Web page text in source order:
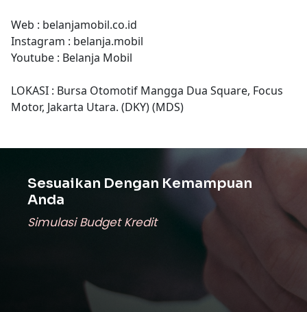
Web : belanjamobil.co.id
Instagram : belanja.mobil
Youtube : Belanja Mobil
LOKASI : Bursa Otomotif Mangga Dua Square, Focus
Motor, Jakarta Utara. (DKY) (MDS)
Sesuaikan Dengan Kemampuan
Anda
Simulasi Budget Kredit